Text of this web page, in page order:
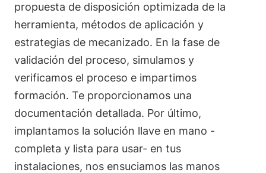
propuesta de disposición optimizada de la
herramienta, métodos de aplicación y
estrategias de mecanizado. En la fase de
validación del proceso, simulamos y
verificamos el proceso e impartimos
formación. Te proporcionamos una
documentación detallada. Por último,
implantamos la solución llave en mano -
completa y lista para usar- en tus
instalaciones, nos ensuciamos las manos